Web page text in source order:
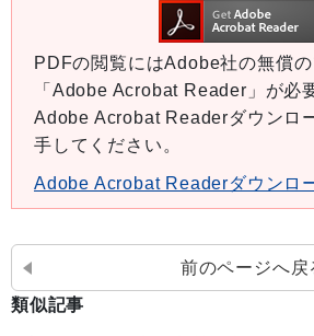
PDFの閲覧にはAdobe社の無償
「Adobe Acrobat Reader」が必
Adobe Acrobat Readerダウンロ
手してください。
Adobe Acrobat Readerダウンロ
前のページへ戻
類似記事